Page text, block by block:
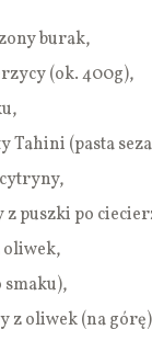
burak,
(ok. 400g),
Tahini (pasta
z puszki po
oliwek,
z oliwek (na